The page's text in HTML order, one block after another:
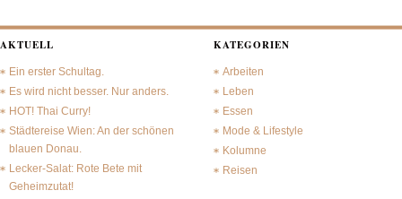
AKTUELL
Ein erster Schultag.
Es wird nicht besser. Nur anders.
HOT! Thai Curry!
Städtereise Wien: An der schönen
blauen Donau.
Lecker-Salat: Rote Bete mit
Geheimzutat!
KATEGORIEN
Arbeiten
Leben
Essen
Mode & Lifestyle
Kolumne
Reisen